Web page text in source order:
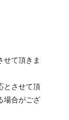
せて頂きま
とさせて頂
場合がござ